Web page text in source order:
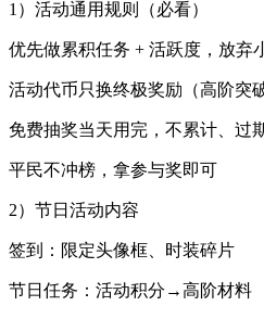
1）活动通用规则（必看）
优先做累积任务 + 活跃度，放弃
活动代币只换终极奖励（高阶突
免费抽奖当天用完，不累计、过
平民不冲榜，拿参与奖即可
2）节日活动内容
签到：限定头像框、时装碎片
节日任务：活动积分→高阶材料